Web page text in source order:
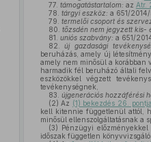
77. támogatástartalom: az Atr.
78. tárgyi eszköz: a 651/
79. termelői csoport és
80. tőzsdén nem jegyzett kis-
81. uniós szabvány: a 651/
82.
új gazdasági
beruházás, amely új
amely nem minősül a korábban
harmadik fél beruházó általi
eszközökkel végzett
tevékenységnek,
83. újgenerációs hozzáférési
(2) Az (1) bekezdés 26. pontja
kell kitennie függetlenül attól,
minősül ellenszolgáltatásnak a
(3) Pénzügyi
időszak független